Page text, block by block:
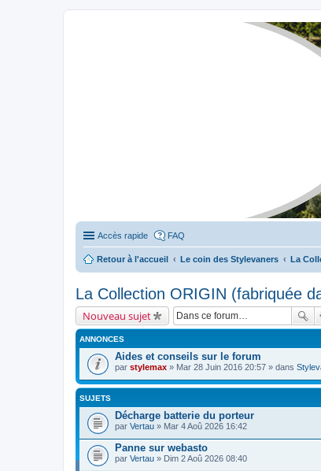
Stylevan - Vans aménagés
Accès rapide FAQ
Retour à l'accueil Le coin des Stylevaners La
La Collection ORIGIN (fabriquée
Nouveau sujet
ANNONCES
Aides et conseils sur le forum
par stylemax » Mar 28 Juin 2016 20:57 » dans
SUJETS
Décharge batterie du porteur
par Vertau » Mar 4 Aoû 2026 16:42
Panne sur webasto
par Vertau » Dim 2 Aoû 2026 08:40